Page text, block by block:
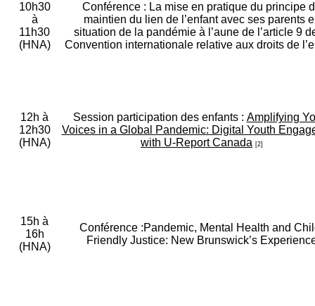
10h30
à
11h30
(HNA)
Conférence : La mise en pratique du principe
maintien du lien de l’enfant avec ses parents
situation de la pandémie à l’aune de l’article 9
Convention internationale relative aux droits de
12h à
12h30
(HNA)
Session participation des enfants : Amplifying
Voices in a Global Pandemic: Digital Youth
with U-Report Canada [2]
15h à
16h
(HNA)
Conférence :Pandemic, Mental Health and
Friendly Justice: New Brunswick’s